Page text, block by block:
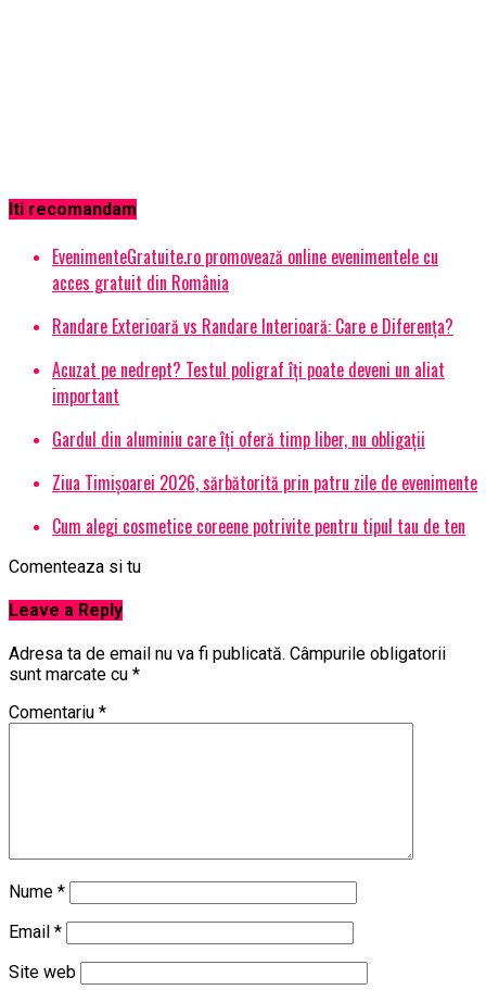
Iti recomandam
EvenimenteGratuite.ro promovează online evenimentele cu
acces gratuit din România
Randare Exterioară vs Randare Interioară: Care e Diferența?
Acuzat pe nedrept? Testul poligraf îţi poate deveni un aliat
important
Gardul din aluminiu care îți oferă timp liber, nu obligații
Ziua Timișoarei 2026, sărbătorită prin patru zile de evenimente
Cum alegi cosmetice coreene potrivite pentru tipul tau de ten
Comenteaza si tu
Leave a Reply
Adresa ta de email nu va fi publicată. Câmpurile obligatorii
sunt marcate cu *
Comentariu *
Nume *
Email *
Site web